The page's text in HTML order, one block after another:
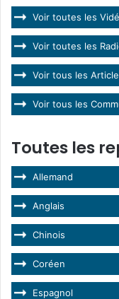
Voir toutes les
Voir toutes les
Voir tous les
Voir tous les
Toutes les
Allemand
Anglais
Chinois
Coréen
Espagnol